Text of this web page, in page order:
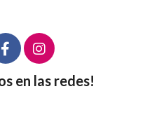
en las redes!